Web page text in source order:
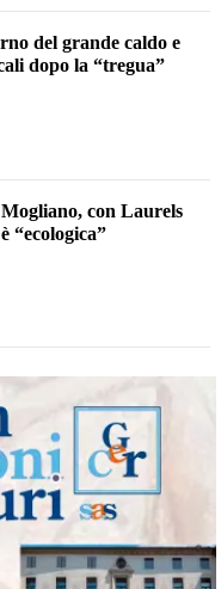
del grande caldo e
dopo la “tregua”
con Laurels
“ecologica”